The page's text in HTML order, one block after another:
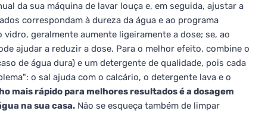
da sua máquina de lavar louça e, em seguida, ajustar a
correspondam à dureza da água e ao programa
geralmente aumente ligeiramente a dose; se, ao
ajudar a reduzir a dose. Para o melhor efeito, combine o
de água dura) e um detergente de qualidade, pois cada
o sal ajuda com o calcário, o detergente lava e o
mais rápido para melhores resultados é a dosagem
na sua casa. Não se esqueça também de limpar